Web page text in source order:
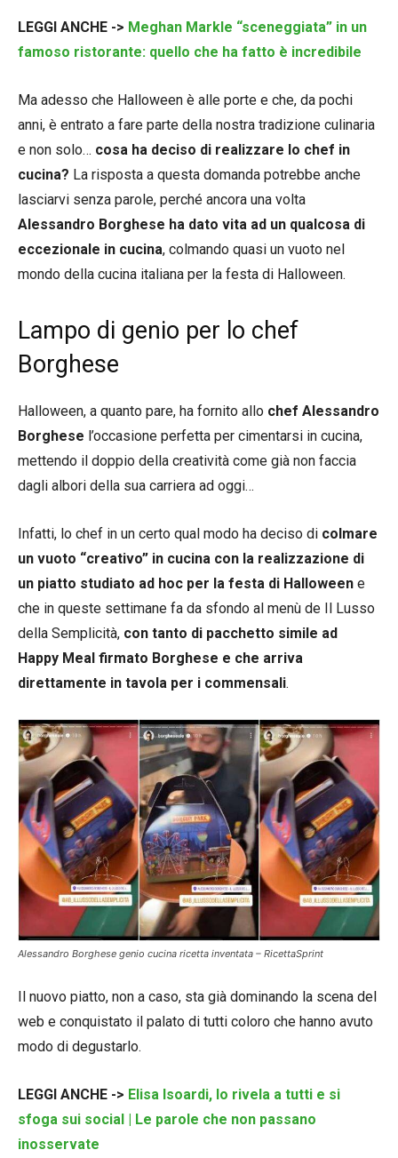
LEGGI ANCHE -> Meghan Markle “sceneggiata” in un
famoso ristorante: quello che ha fatto è incredibile
Ma adesso che Halloween è alle porte e che, da pochi
anni, è entrato a fare parte della nostra tradizione culinaria
e non solo… cosa ha deciso di realizzare lo chef in
cucina? La risposta a questa domanda potrebbe anche
lasciarvi senza parole, perché ancora una volta
Alessandro Borghese ha dato vita ad un qualcosa di
eccezionale in cucina, colmando quasi un vuoto nel
mondo della cucina italiana per la festa di Halloween.
Lampo di genio per lo chef
Borghese
Halloween, a quanto pare, ha fornito allo chef Alessandro
Borghese l’occasione perfetta per cimentarsi in cucina,
mettendo il doppio della creatività come già non faccia
dagli albori della sua carriera ad oggi…
Infatti, lo chef in un certo qual modo ha deciso di colmare
un vuoto “creativo” in cucina con la realizzazione di
un piatto studiato ad hoc per la festa di Halloween e
che in queste settimane fa da sfondo al menù de Il Lusso
della Semplicità, con tanto di pacchetto simile ad
Happy Meal firmato Borghese e che arriva
direttamente in tavola per i commensali.
Alessandro Borghese genio cucina ricetta inventata – RicettaSprint
Il nuovo piatto, non a caso, sta già dominando la scena del
web e conquistato il palato di tutti coloro che hanno avuto
modo di degustarlo.
LEGGI ANCHE -> Elisa Isoardi, lo rivela a tutti e si
sfoga sui social | Le parole che non passano
inosservate